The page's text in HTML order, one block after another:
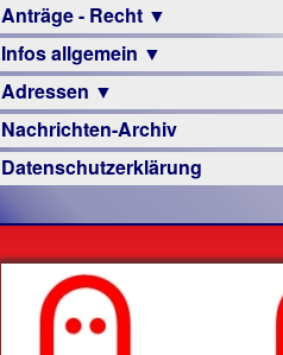
Veranstaltungsprogramme
Anträge - Recht ▼
Archiv
Urteile
Infos allgemein ▼
Sehbehinderung
Frühförderung
Schule
–
Beruf
Senioren
Hilfsmittel
Adressen ▼
Augenoptiker
Berufsbildungswerke
Hörbüchereien
Reha-
Nachrichten-Archiv
Datenschutzerklärung